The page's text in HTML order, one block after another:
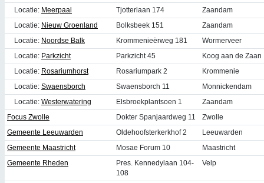
Locatie: Meerpaal Tjotterlaan 174
Zaandam
Locatie: Nieuw Groenland Bolksbeek 151
Zaandam
Locatie: Noordse Balk Krommenieërweg 181
Wormerveer
Locatie: Parkzicht Parkzicht 45
Koog aan de Zaan
Locatie: Rosariumhorst Rosariumpark 2
Krommenie
Locatie: Swaensborch Swaensborch 11
Monnickendam
Locatie: Westerwatering Elsbroekplantsoen 1
Zaandam
Focus Zwolle
Dokter Spanjaardweg 11
Zwolle
Gemeente Leeuwarden
Oldehoofsterkerkhof 2
Leeuwarden
Gemeente Maastricht
Mosae Forum 10
Maastricht
Gemeente Rheden
Pres. Kennedylaan 104-
108
Velp